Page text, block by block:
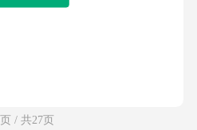
/ 共27页